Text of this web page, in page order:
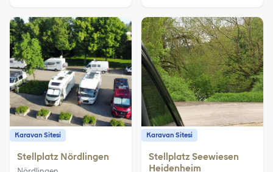
Karavan Sitesi
Stellplatz Nördlingen
Karavan Sitesi
Stellplatz Seewiesen
Heidenheim